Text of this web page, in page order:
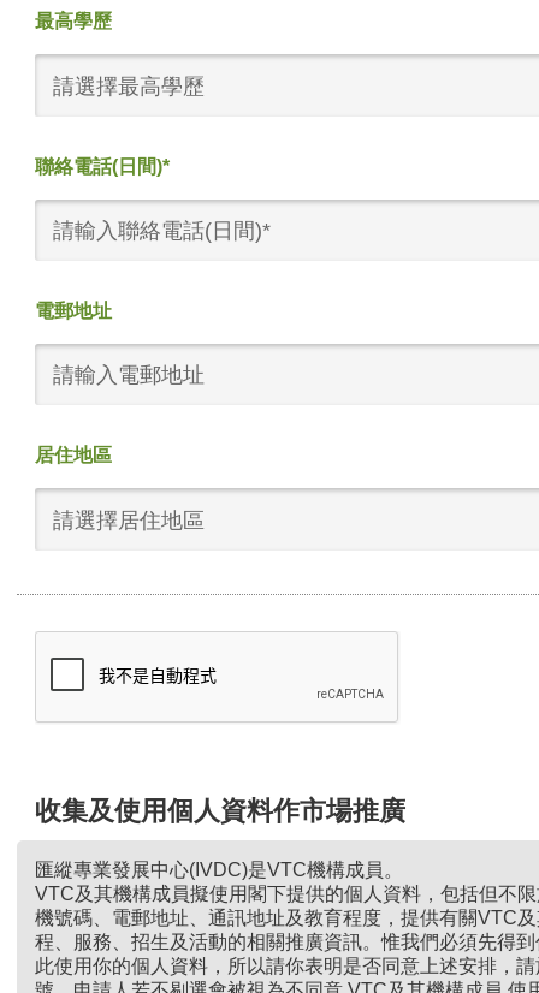
最高學歷
請選擇最高學歷
聯絡電話(日間)*
電郵地址
居住地區
請選擇居住地區
收集及使用個人資料作市場推廣
匯縱專業發展中心(IVDC)是VTC機構成員。
VTC及其機構成員擬使用閣下提供的個人資料，包括但不
機號碼、電郵地址、通訊地址及教育程度，提供有關VTC
程、服務、招生及活動的相關推廣資訊。惟我們必須先得
此使用你的個人資料，所以請你表明是否同意上述安排，